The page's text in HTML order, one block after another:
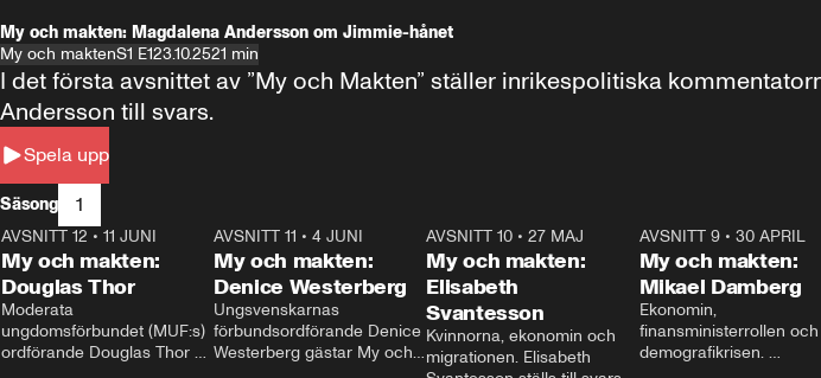
My och makten: Magdalena Andersson om Jimmie-hånet
My och maktenS1 E123.10.2521 min
Spela upp
I det första avsnittet av ”My och Makten” ställer inrikespolitiska
Andersson till svars.
Säsong 1
26:27
AVSNITT 12 • 11 JUNI
My och makten:
Douglas Thor
Moderata
ungdomsförbundet (MUF:s)
ordförande Douglas Thor
23:40
AVSNITT 11 •4 JUNI
My och makten:
Denice Westerberg
Ungsvenskarnas
förbundsordförande Denice
Westerberg gästar My och
AVSNITT 10 •27 MAJ
My och makten:
Elisabeth
Svantesson
Kvinnorna, ekonomin och
migrationen. Elisabeth
AVSNITT 9• 30 APRIL
My och makten:
Mikael Damberg
Ekonomin,
finansministerrollen och
demografikrisen.